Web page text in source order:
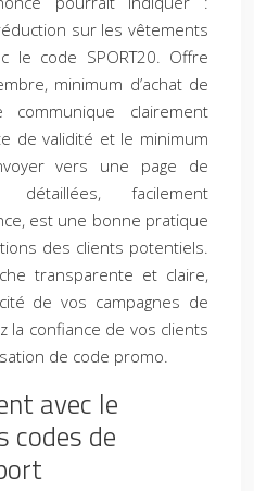
sur les vêtements
le code SPORT20. Offre
minimum d’achat de
clairement
de validité et le minimum
vers une page de
détaillées, facilement
est une bonne pratique
des clients potentiels.
transparente et claire,
de vos campagnes de
la confiance de vos clients
de code promo.
avec le
codes de